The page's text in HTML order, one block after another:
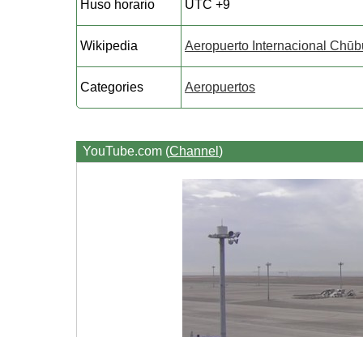
Huso horario UTC +9
Wikipedia Aeropuerto Internacional
Categories Aeropuertos
YouTube.com (Channel)